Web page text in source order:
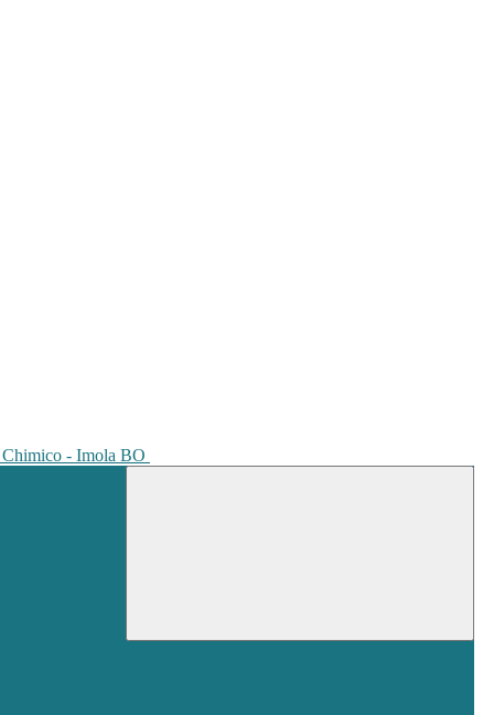
- Imola BO